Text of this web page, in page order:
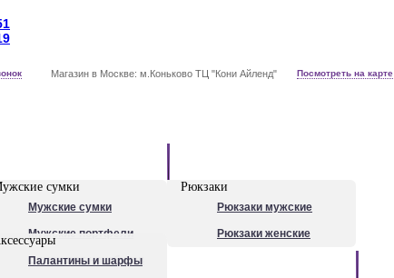
Магазин в Москве: м.Коньково ТЦ "Кони Айленд" Посмотреть на карте
сумки
Мужские сумки
Мужские портфели
Сумки для ноутбуков
Рюкзаки
Рюкзаки мужские
Рюкзаки женские
Палантины и шарфы